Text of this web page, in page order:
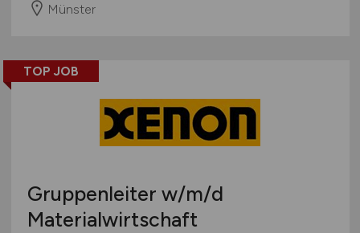
Münster
TOP JOB
Gruppenleiter w/m/d
Materialwirtschaft